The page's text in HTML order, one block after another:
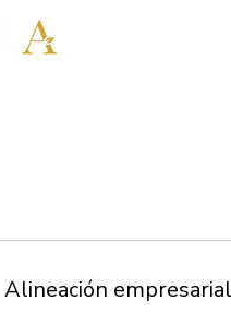
Alineación empresarial